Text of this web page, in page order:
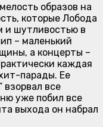
образов на
которые Лобода
и шутливостью в
– маленький
а концерты –
каждая
парады. Ее
взорвал все
уже побил все
выхода он набрал